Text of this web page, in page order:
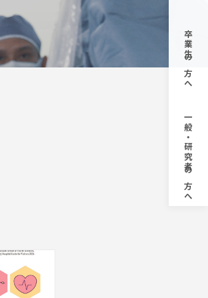
卒業生の
方へ
一般・研究者
の方へ